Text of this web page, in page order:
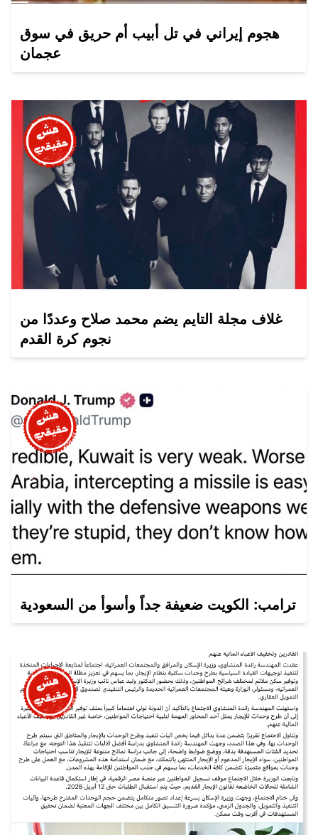
هجوم إيراني في تل أبيب أم حريق في سوق
عجمان
غلاف مجلة التايم يضم محمد صلاح وعددًا من
نجوم كرة القدم
ترامب: الكويت ضعيفة جداً وأسوأ من السعودية